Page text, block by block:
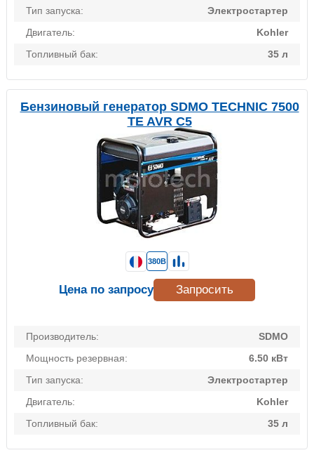
Тип запуска:
Электростартер
Двигатель:
Kohler
Топливный бак:
35 л
Бензиновый генератор SDMO TECHNIC 7500
TE AVR C5
Производитель:
SDMO
Мощность резервная:
6.50 кВт
Тип запуска:
Электростартер
Двигатель:
Kohler
Топливный бак:
35 л
380В
Цена по запросу Запросить